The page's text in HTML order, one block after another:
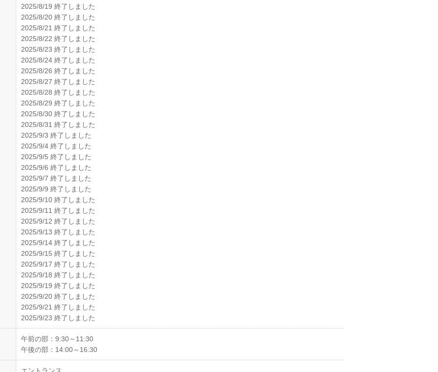
2025/8/19 終了しました
2025/8/20 終了しました
2025/8/21 終了しました
2025/8/22 終了しました
2025/8/23 終了しました
2025/8/24 終了しました
2025/8/26 終了しました
2025/8/27 終了しました
2025/8/28 終了しました
2025/8/29 終了しました
2025/8/30 終了しました
2025/8/31 終了しました
2025/9/3 終了しました
2025/9/4 終了しました
2025/9/5 終了しました
2025/9/6 終了しました
2025/9/7 終了しました
2025/9/9 終了しました
2025/9/10 終了しました
2025/9/11 終了しました
2025/9/12 終了しました
2025/9/13 終了しました
2025/9/14 終了しました
2025/9/15 終了しました
2025/9/17 終了しました
2025/9/18 終了しました
2025/9/19 終了しました
2025/9/20 終了しました
2025/9/21 終了しました
2025/9/23 終了しました
午前の部：9:30～11:30
午後の部：14:00～16:30